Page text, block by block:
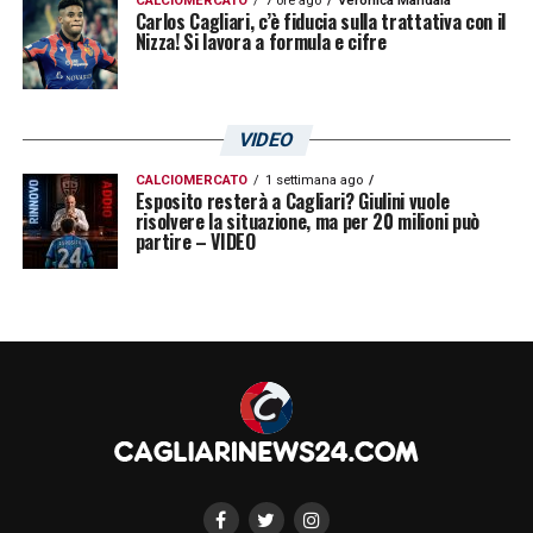
Carlos Cagliari, c’è fiducia sulla trattativa con il
Nizza! Si lavora a formula e cifre
VIDEO
CALCIOMERCATO 1 settimana ago
Esposito resterà a Cagliari? Giulini vuole
risolvere la situazione, ma per 20 milioni può
partire – VIDEO